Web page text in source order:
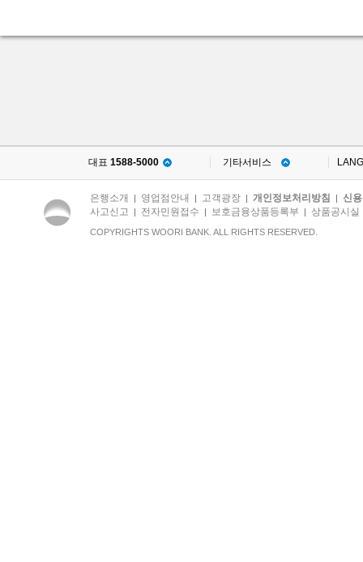
대표 1588-5000 기타서비스
은행소개 | 영업점안내 | 고객광장 | 개인정보처리방침 | 신
사고신고 | 전자민원접수 | 보호금융상품등록부 | 상품공시실
COPYRIGHTS WOORI BANK. ALL RIGHTS RESERVED.